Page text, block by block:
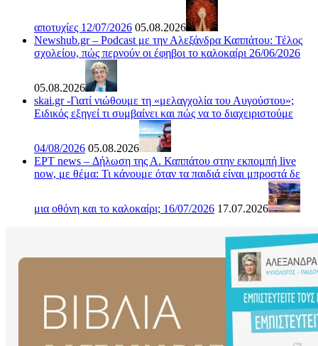
αποτυχίες 12/07/2026 05.08.2026
Newshub.gr – Podcast με την Αλεξάνδρα Καππάτου: Τέλος
σχολείου, πώς περνούν οι έφηβοι το καλοκαίρι 26/06/2026
05.08.2026
skai.gr -Γιατί νιώθουμε τη «μελαγχολία του Αυγούστου»;
Ειδικός εξηγεί τι συμβαίνει και πώς να το διαχειριστούμε
04/08/2026 05.08.2026
ΕΡΤ news – Δήλωση της Α. Καππάτου στην εκπομπή live
now, με θέμα: Τι κάνουμε όταν τα παιδιά είναι μπροστά δε
μια οθόνη και το καλοκαίρι; 16/07/2026 17.07.2026